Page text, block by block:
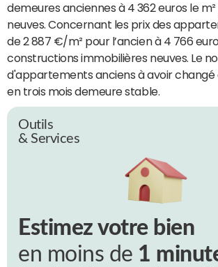
demeures anciennes à 4 362 euros le
neuves. Concernant les prix des
de 2 887 €/m² pour l’ancien à 4 766
constructions immobilières neuves. Le
d'appartements anciens à avoir
en trois mois demeure stable.
Outils
& Services
Estimez votre bien
en moins de 1